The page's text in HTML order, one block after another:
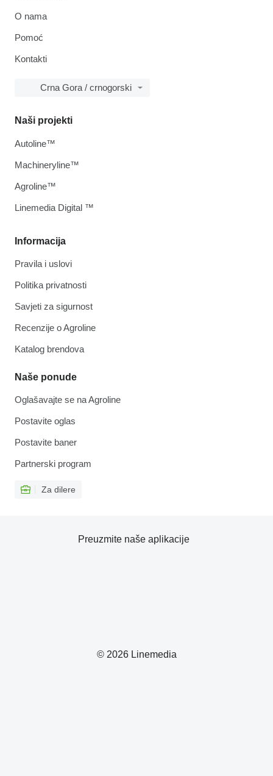
O nama
Pomoć
Kontakti
Crna Gora / crnogorski
Informacija
Pravila i uslovi
Politika privatnosti
Savjeti za sigurnost
Recenzije o Agroline
Katalog brendova
Naše ponude
Oglašavajte se na Agroline
Postavite oglas
Postavite baner
Partnerski program
Za dilere
Naši projekti
Autoline™
Machineryline™
Agroline™
Linemedia Digital ™
© 2026 Linemedia
Preuzmite naše aplikacije